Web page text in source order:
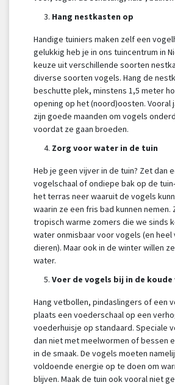
Hang nestkasten op
Handige tuiniers maken zelf een
gelukkig heb je in ons tuincentrum in
keuze uit verschillende soorten
diverse soorten vogels. Hang de
beschutte plek, minstens 1,5 meter
opening op het (noord)oosten. Vooral
zijn goede maanden om vogels
voordat ze gaan broeden.
Zorg voor water in de tuin
Heb je geen vijver in de tuin? Zet dan
vogelschaal of ondiepe bak op de
het terras neer waaruit de vogels
waarin ze een fris bad kunnen nemen.
tropisch warme zomers die we sinds
water onmisbaar voor vogels (en heel
dieren). Maar ook in de winter willen
water.
Voer de vogels bij in de
Hang vetbollen, pindaslingers of een
plaats een voederschaal op een
voederhuisje op standaard. Speciale
dan niet met meelwormen of bessen
in de smaak. De vogels moeten
voldoende energie op te doen om
blijven. Maak de tuin ook vooral niet